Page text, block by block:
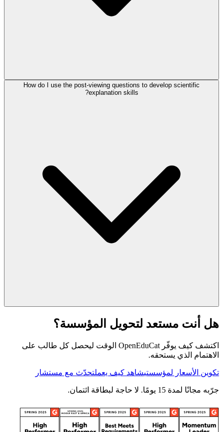
How do I use the post-viewing questions to develop scientific
explanation skills?
هل أنت مستعد لتحويل المؤسسة؟
اكتشف كيف يوفّر OpenEduCat الوقت ليحصل كل طالب على
الاهتمام الذي يستحقه.
تكوين الأسعار لمؤسستيشاهد كيف يعملتحدّث مع مستشار
جرّبه مجانًا لمدة 15 يومًا. لا حاجة لبطاقة ائتمان.